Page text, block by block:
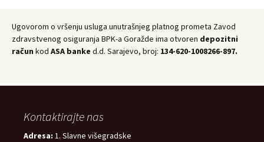
Ugovorom o vršenju usluga unutrašnjeg platnog prometa Zavod
zdravstvenog osiguranja BPK-a Goražde ima otvoren depozitni
račun kod ASA banke d.d. Sarajevo, broj: 134-620-1008266-897.
Kontaktirajte nas
Adresa: 1. Slavne višegradske